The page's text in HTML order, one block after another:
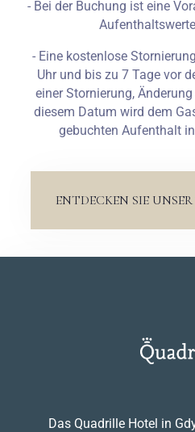
- Bei der Buchung ist eine
- Eine kostenlose
Uhr und bis zu 7 Tage vor
einer Stornierung,
diesem Datum wird dem
gebuchten Aufenthalt
ENTDECKEN SIE
Das Quadrille Hotel in